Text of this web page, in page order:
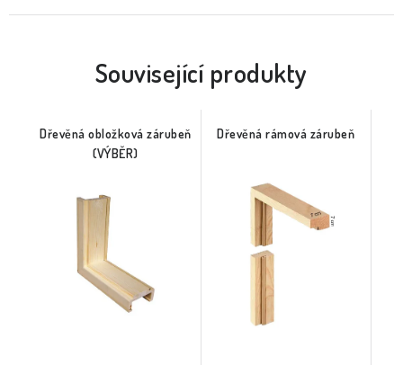
Související produkty
Dřevěná obložková zárubeň
(VÝBĚR)
Dřevěná rámová zárubeň